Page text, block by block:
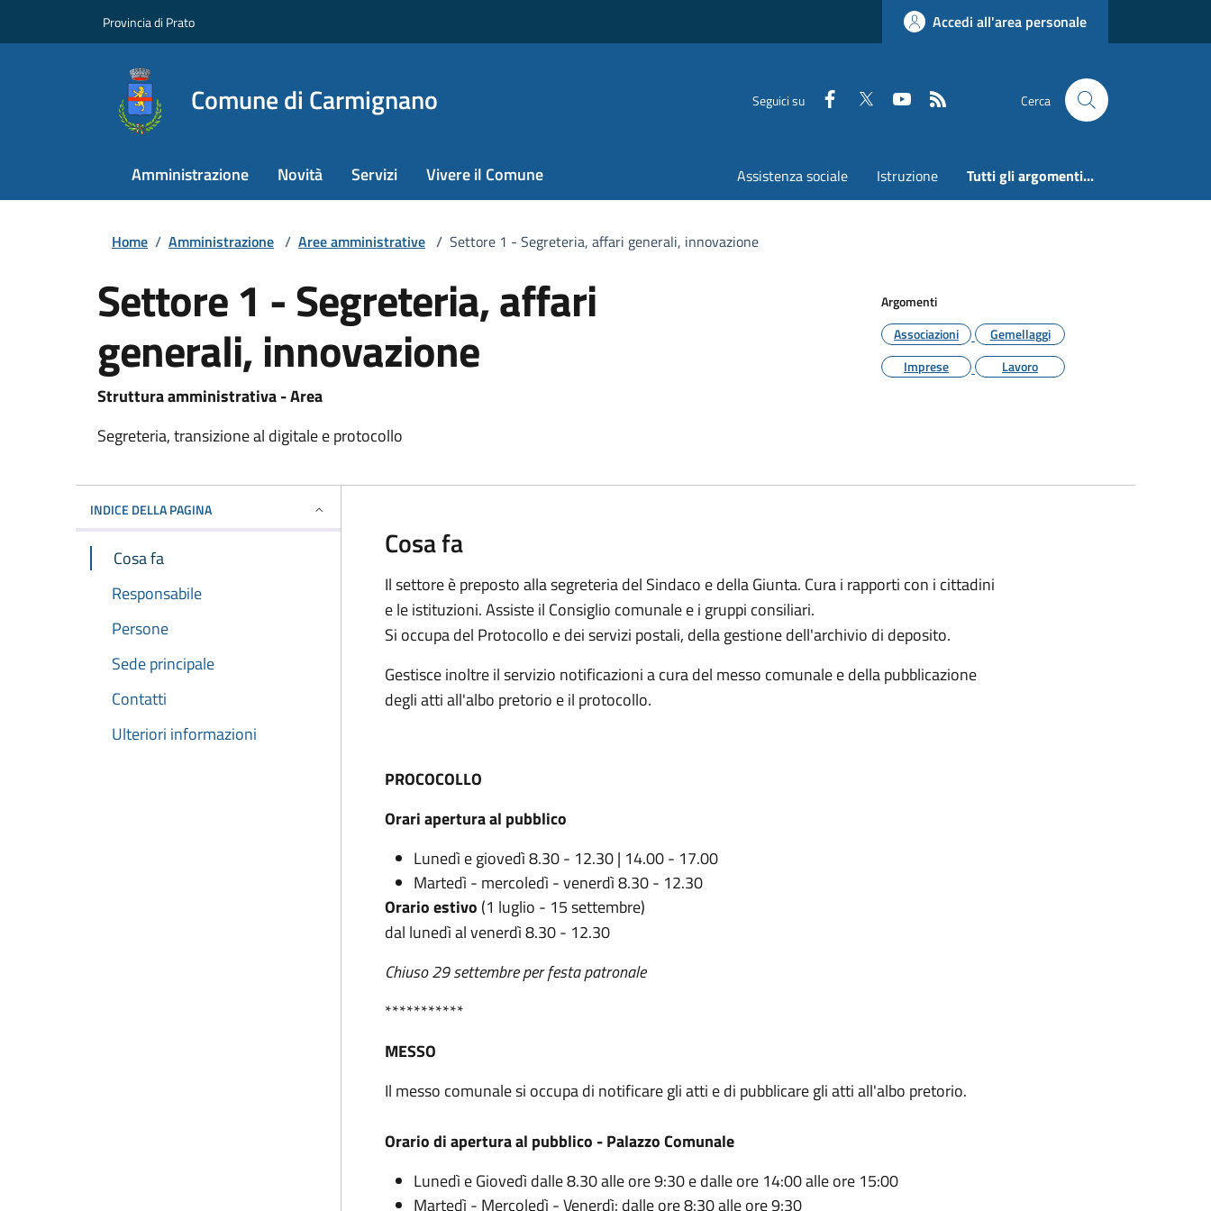
Provincia di Prato Accedi all'area personale
Comune di Carmignano Seguici su Faceboook
Twitter Youtube Cerca
Amministrazione Novità Servizi Vivere il Comune Assistenza sociale Istruzione Tutti gli argomenti...
Home / Amministrazione / Aree amministrative / Settore 1 - Segreteria, affari generali, innovazione
Settore 1 - Segreteria, affari
generali, innovazione
Struttura amministrativa - Area
Segreteria, transizione al digitale e protocollo
Argomenti
Associazioni
Gemellaggi
Imprese
Lavoro
INDICE DELLA PAGINA
Cosa fa
Responsabile
Persone
Sede principale
Contatti
Ulteriori informazioni
Cosa fa
Il settore è preposto alla segreteria del Sindaco e della Giunta. Cura i rapporti con i cittadini
e le istituzioni. Assiste il Consiglio comunale e i gruppi consiliari.
Si occupa del Protocollo e dei servizi postali, della gestione dell'archivio di deposito.
Gestisce inoltre il servizio notificazioni a cura del messo comunale e della pubblicazione
degli atti all'albo pretorio e il protocollo.
PROCOCOLLO
Orari apertura al pubblico
Lunedì e giovedì 8.30 - 12.30 | 14.00 - 17.00
Martedì - mercoledì - venerdì 8.30 - 12.30
Orario estivo (1 luglio - 15 settembre)
dal lunedì al venerdì 8.30 - 12.30
Chiuso 29 settembre per festa patronale
***********
MESSO
Il messo comunale si occupa di notificare gli atti e di pubblicare gli atti all'albo pretorio.
Orario di apertura al pubblico - Palazzo Comunale
Lunedì e Giovedì dalle 8.30 alle ore 9:30 e dalle ore 14:00 alle ore 15:00
Martedì - Mercoledì - Venerdì: dalle ore 8:30 alle ore 9:30